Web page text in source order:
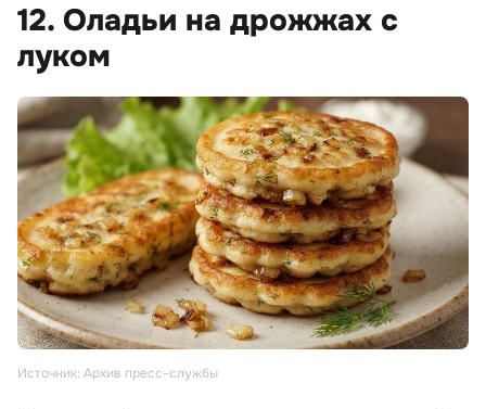
12. Оладьи на дрожжах с
луком
Источник: Архив пресс-службы